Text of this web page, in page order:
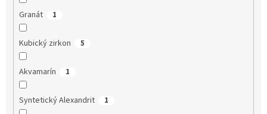
Granát 1
Kubický zirkon 5
Akvamarín 1
Syntetický Alexandrit 1